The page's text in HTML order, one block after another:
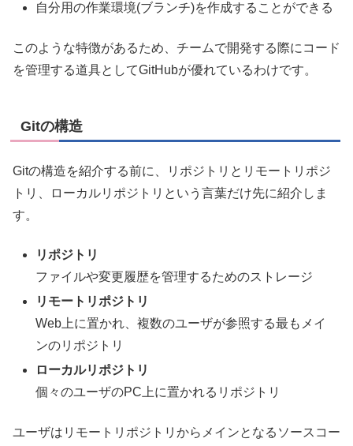
自分用の作業環境(ブランチ)を作成することができる
このような特徴があるため、チームで開発する際にコード
を管理する道具としてGitHubが優れているわけです。
Gitの構造
Gitの構造を紹介する前に、リポジトリとリモートリポジ
トリ、ローカルリポジトリという言葉だけ先に紹介しま
す。
リポジトリ
ファイルや変更履歴を管理するためのストレージ
リモートリポジトリ
Web上に置かれ、複数のユーザが参照する最もメイ
ンのリポジトリ
ローカルリポジトリ
個々のユーザのPC上に置かれるリポジトリ
ユーザはリモートリポジトリからメインとなるソースコー